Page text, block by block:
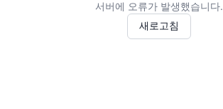
서버에 오류가 발생했습니다.
새로고침